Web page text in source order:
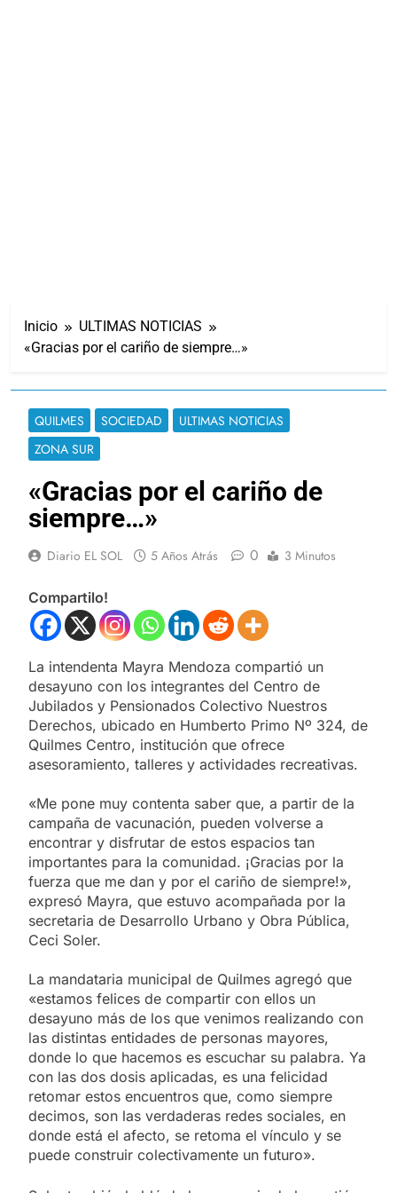
Inicio
ULTIMAS NOTICIAS
«Gracias por el cariño de siempre…»
QUILMES SOCIEDAD
ULTIMAS NOTICIAS
ZONA SUR
«Gracias por el cariño de
siempre…»
Diario EL SOL 5 Años Atrás 0 3 Minutos
Compartilo!
La intendenta Mayra Mendoza compartió un
desayuno con los integrantes del Centro de
Jubilados y Pensionados Colectivo Nuestros
Derechos, ubicado en Humberto Primo Nº 324, de
Quilmes Centro, institución que ofrece
asesoramiento, talleres y actividades recreativas.
«Me pone muy contenta saber que, a partir de la
campaña de vacunación, pueden volverse a
encontrar y disfrutar de estos espacios tan
importantes para la comunidad. ¡Gracias por la
fuerza que me dan y por el cariño de siempre!»,
expresó Mayra, que estuvo acompañada por la
secretaria de Desarrollo Urbano y Obra Pública,
Ceci Soler.
La mandataria municipal de Quilmes agregó que
«estamos felices de compartir con ellos un
desayuno más de los que venimos realizando con
las distintas entidades de personas mayores,
donde lo que hacemos es escuchar su palabra. Ya
con las dos dosis aplicadas, es una felicidad
retomar estos encuentros que, como siempre
decimos, son las verdaderas redes sociales, en
donde está el afecto, se retoma el vínculo y se
puede construir colectivamente un futuro».